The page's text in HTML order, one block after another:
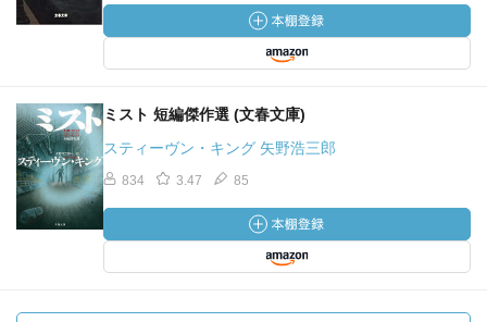
ミスト 短編傑作選 (文春文庫)
スティーヴン・キング 矢野浩三郎
834 3.47 85